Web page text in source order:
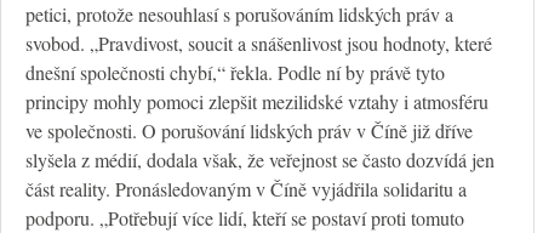
petici, protože nesouhlasí s porušováním lidských práv a
svobod. „Pravdivost, soucit a snášenlivost jsou hodnoty, které
dnešní společnosti chybí,“ řekla. Podle ní by právě tyto
principy mohly pomoci zlepšit mezilidské vztahy i atmosféru
ve společnosti. O porušování lidských práv v Číně již dříve
slyšela z médií, dodala však, že veřejnost se často dozvídá jen
část reality. Pronásledovaným v Číně vyjádřila solidaritu a
podporu. „Potřebují více lidí, kteří se postaví proti tomuto